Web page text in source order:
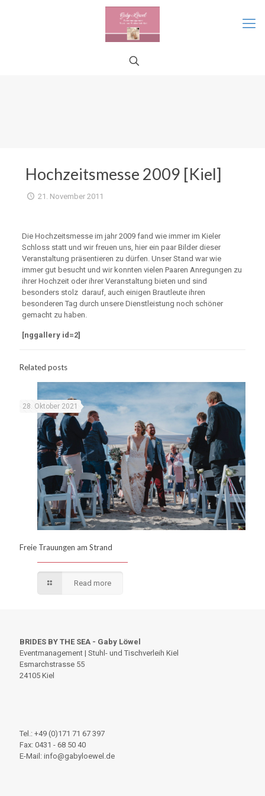
Hochzeitsmesse 2009 [Kiel]
21. November 2011
Die Hochzeitsmesse im jahr 2009 fand wie immer im Kieler
Schloss statt und wir freuen uns, hier ein paar Bilder dieser
Veranstaltung präsentieren zu dürfen. Unser Stand war wie
immer gut besucht und wir konnten vielen Paaren Anregungen zu
ihrer Hochzeit oder ihrer Veranstaltung bieten und sind
besonders stolz darauf, auch einigen Brautleute ihren
besonderen Tag durch unsere Dienstleistung noch schöner
gemacht zu haben.
[nggallery id=2]
Related posts
28. Oktober 2021
Freie Trauungen am Strand
Read more
BRIDES BY THE SEA - Gaby Löwel
Eventmanagement | Stuhl- und Tischverleih Kiel
Esmarchstrasse 55
24105 Kiel
Tel.: +49 (0)171 71 67 397
Fax: 0431 - 68 50 40
E-Mail: info@gabyloewel.de